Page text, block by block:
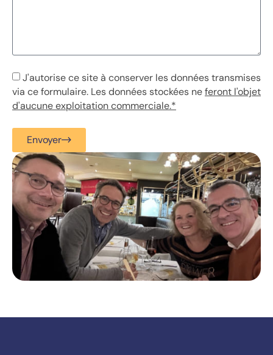
J'autorise ce site à conserver les données transmises
via ce formulaire. Les données stockées neferont l'objet
d'aucune exploitation commerciale.*
Envoyer